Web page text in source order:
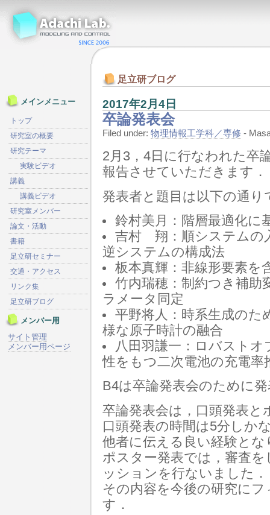
足立研ブログ
2017年2月4日
卒論発表会
Filed under: 物理情報工学科／専修 -
2月3，4日に行なわれた卒
報告させていただきます．
発表者と題目は以下の通り
鈴村美月：階層最適化に
吉村 翔：順システムの
逆システムの構成法
板本真輝：非線形要素を
竹内瑞穂：制約つき補助
ラメータ同定
平野将人：時系生成の
様な原子時計の融合
八田羽謙一：ロバスト
性をもつ二次電池の充電率
B4は卒論発表会のために
卒論発表会は，口頭発表
口頭発表の時間は5分しか
他者に伝える良い経験とな
ポスター発表では，審査
ッションを行ないました．
その内容を今後の研究に
す．
メインメニュー
トップ
研究室の概要
研究テーマ
実験ビデオ
講義
講義ビデオ
研究室メンバー
論文・活動
書籍
足立研セミナー
交通・アクセス
リンク集
足立研ブログ
メンバー用
サイト管理
メンバー用ページ